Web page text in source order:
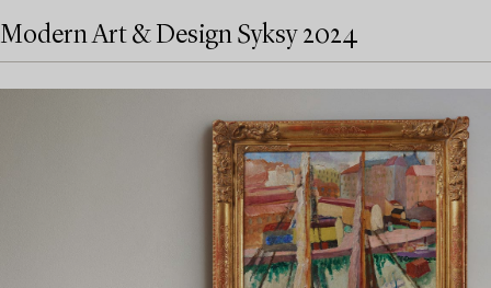
Modern Art & Design Syksy 2024